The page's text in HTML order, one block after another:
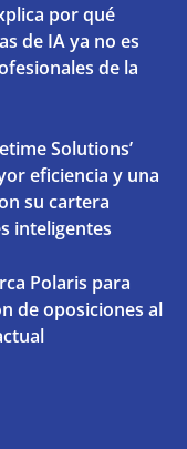
por qué
de IA ya no es
de la
Solutions’
eficiencia y una
su cartera
inteligentes
Polaris para
de oposiciones al